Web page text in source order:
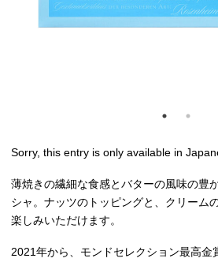
Sorry, this entry is only available in
薄焼きの繊細な食感とバターの風味の豊
シャ。ナッツのトッピングと、クリーム
楽しみいただけます。
2021年から、モンドセレクション最高金